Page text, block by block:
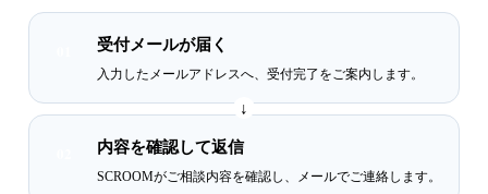
受付メールが届く
入力したメールアドレスへ、受付完了をご案内します。
内容を確認して返信
SCROOMがご相談内容を確認し、メールでご連絡します。